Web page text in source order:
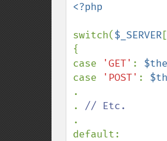
<?php
switch($_SERVER[
{
case
'GET' :
case
'POST' :
.
.
.
default: